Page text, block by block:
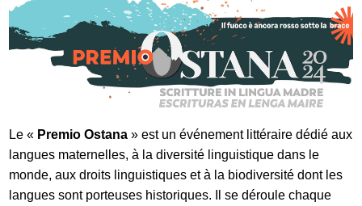
Le « Premio Ostana » est un événement littéraire dédié aux
langues maternelles, à la diversité linguistique dans le
monde, aux droits linguistiques et à la biodiversité dont les
langues sont porteuses historiques. Il se déroule chaque